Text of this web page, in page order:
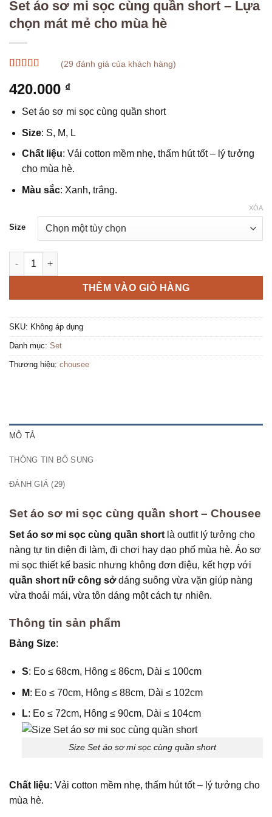
Set áo sơ mi sọc cùng quần short – Lựa
chọn mát mẻ cho mùa hè
dựa trên
đánh giá
(29 đánh giá của khách hàng)
420.000 ₫
Set áo sơ mi sọc cùng quần short
Size: S, M, L
Chất liệu: Vải cotton mềm nhẹ, thấm hút tốt – lý tưởng
cho mùa hè.
Màu sắc: Xanh, trắng.
Size
XÓA
Set áo sơ mi sọc cùng quần short – Lựa chọn mát mẻ cho
THÊM VÀO GIỎ HÀNG
SKU: Không áp dụng
Danh mục: Set
Thương hiệu: chousee
MÔ TẢ
THÔNG TIN BỔ SUNG
ĐÁNH GIÁ (29)
Set áo sơ mi sọc cùng quần short – Chousee
Set áo sơ mi sọc cùng quần short là outfit lý tưởng cho
nàng tự tin diện đi làm, đi chơi hay dạo phố mùa hè. Áo sơ
mi sọc thiết kế basic nhưng không đơn điệu, kết hợp với
quần short nữ công sởdáng suông vừa vặn giúp nàng
vừa thoải mái, vừa tôn dáng một cách tự nhiên.
Thông tin sản phẩm
Bảng Size:
S: Eo ≤ 68cm, Hông ≤ 86cm, Dài ≤ 100cm
M: Eo ≤ 70cm, Hông ≤ 88cm, Dài ≤ 102cm
L: Eo ≤ 72cm, Hông ≤ 90cm, Dài ≤ 104cm
Size Set áo sơ mi sọc cùng quần short
Chất liệu: Vải cotton mềm nhẹ, thấm hút tốt – lý tưởng cho
mùa hè.